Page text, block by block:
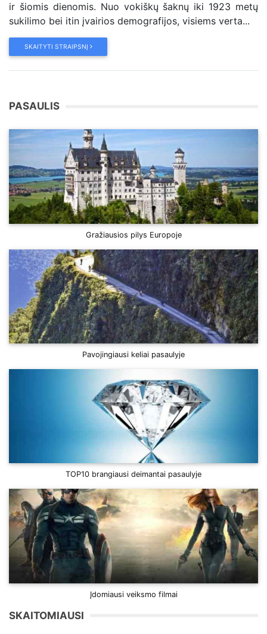
ir šiomis dienomis. Nuo vokiškų šaknų iki 1923 metų
sukilimo bei itin įvairios demografijos, visiems verta...
SKAITYTI STRAIPSNĮ
PASAULIS
Gražiausios pilys Europoje
Pavojingiausi keliai pasaulyje
TOP10 brangiausi deimantai pasaulyje
Įdomiausi veiksmo filmai
SKAITOMIAUSI